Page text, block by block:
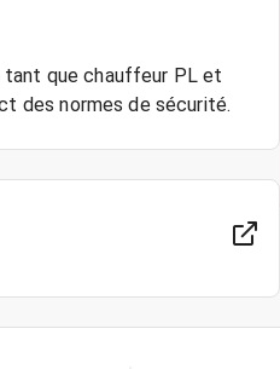
tant que chauffeur PL et
des normes de sécurité.